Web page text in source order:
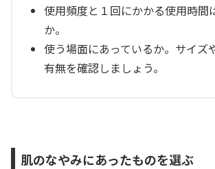
使用頻度と１回にかかる使用時間
か。
使う場面にあっているか。サイズ
有無を確認しましょう。
肌のなやみにあったものを選ぶ